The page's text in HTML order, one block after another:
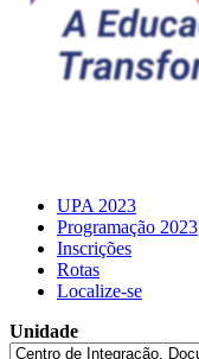
UPA 2023
Programação 2023
Inscrições
Rotas
Localize-se
Unidade